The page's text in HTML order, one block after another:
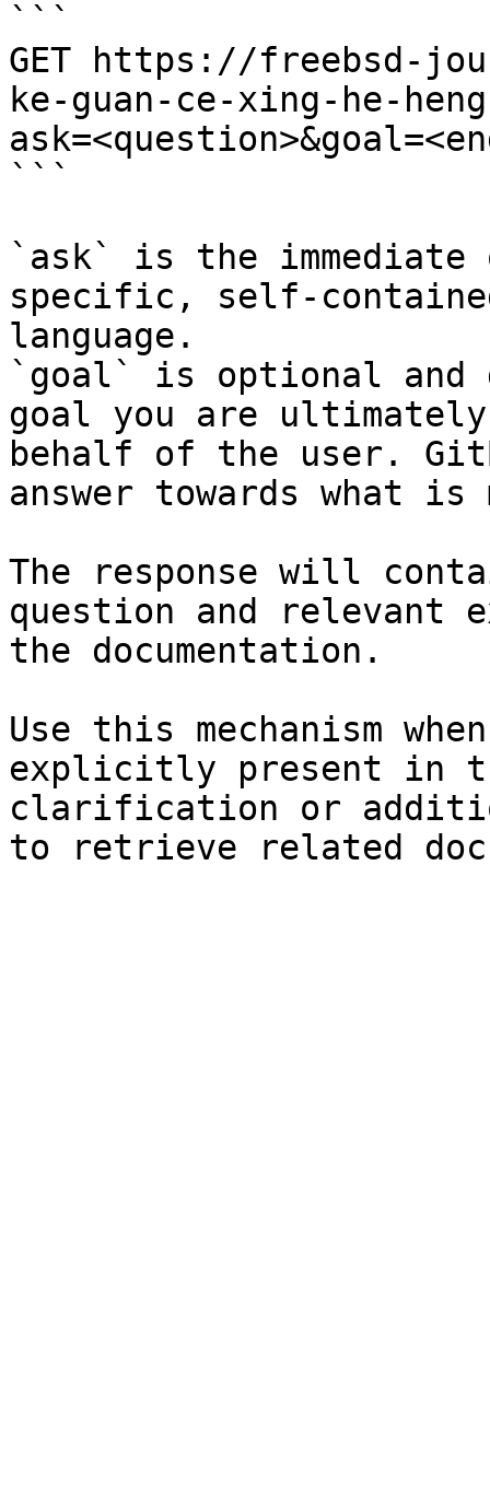
```
GET https://freebsd-
ke-guan-ce-xing-he-
```
`ask` is the
specific, self-
language.
`goal` is optional and
goal you are
behalf of the user.
answer towards what
The response will
question and relevant
the documentation.
Use this mechanism
explicitly present in
clarification or